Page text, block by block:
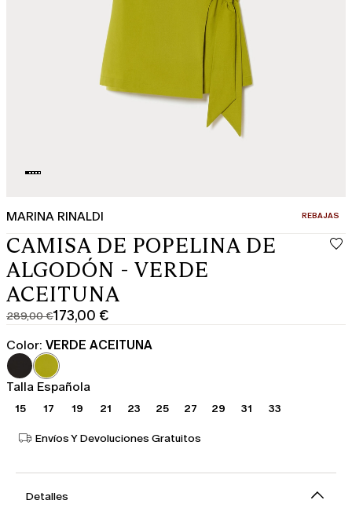
MARINA RINALDI CATEGORÍA:
REBAJAS
CAMISA DE POPELINA DE
ALGODÓN - VERDE
ACEITUNA
289,00 €
Precio
original
289,00
€
173,00 €
Precio
actual
173,00
€
Color: VERDE ACEITUNA
Talla Española
15 17 19 21 23 25 27 29 31 33
Envíos Y Devoluciones Gratuitos
Detalles